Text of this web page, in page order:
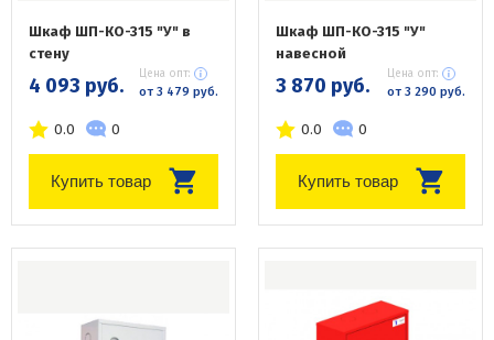
Шкаф ШП-КО-315 "У" в
стену
4 093 руб. Цена опт:
от 3 479 руб.
0.0 0
Купить товар
Шкаф ШП-КО-315 "У"
навесной
3 870 руб. Цена опт:
от 3 290 руб.
0.0 0
Купить товар